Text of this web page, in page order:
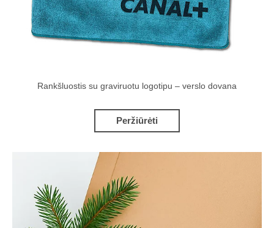
Rankšluostis su graviruotu logotipu – verslo dovana
Peržiūrėti